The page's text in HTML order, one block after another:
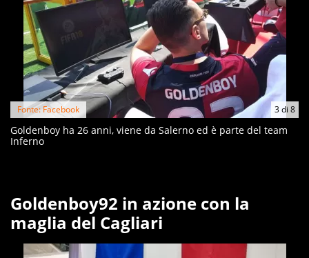
3di 8
Fonte: Facebook
Goldenboy ha 26 anni, viene da Salerno ed è parte del team
Inferno
Goldenboy92 in azione con la
maglia del Cagliari